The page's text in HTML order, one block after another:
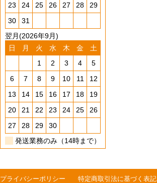
23
24 25 26 27 28
29
30
31
翌月(2026年9月)
日
月 火 水 木 金
土
1
2 3 4
5
6
7 8 9 10 11
12
13
14 15 16 17 18
19
20
21 22 23 24 25
26
27
28 29
30
発送業務のみ（14時まで）
プライバシーポリシー 特定商取引法に基づく表記